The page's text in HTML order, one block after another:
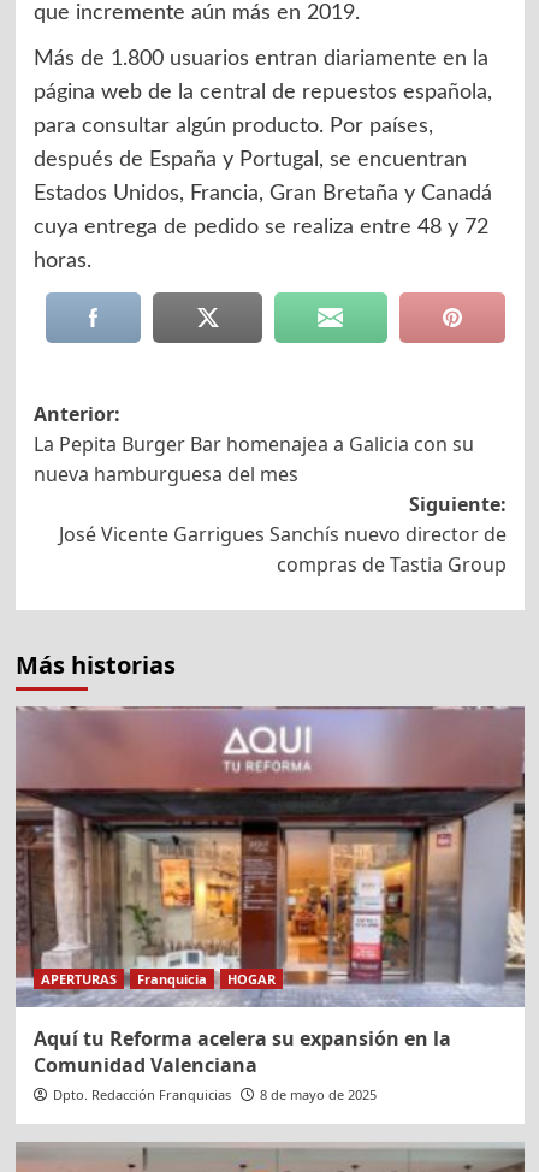
que incremente aún más en 2019.
Más de 1.800 usuarios entran diariamente en la
página web de la central de repuestos española,
para consultar algún producto. Por países,
después de España y Portugal, se encuentran
Estados Unidos, Francia, Gran Bretaña y Canadá
cuya entrega de pedido se realiza entre 48 y 72
horas.
Navegación
de
entradas
Anterior:
La Pepita Burger Bar homenajea a Galicia con su
nueva hamburguesa del mes
Siguiente:
José Vicente Garrigues Sanchís nuevo director de
compras de Tastia Group
Más historias
APERTURAS Franquicia HOGAR
Aquí tu Reforma acelera su expansión en la
Comunidad Valenciana
Dpto. Redacción Franquicias 8 de mayo de 2025